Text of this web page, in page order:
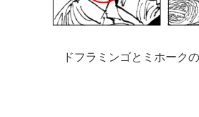
ドフラミンゴとミホーク